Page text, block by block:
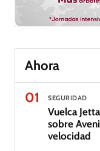
Ahora
01
SEGURIDAD
Vuelca
sobre
velocidad